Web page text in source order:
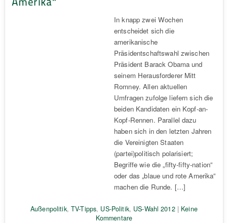
In knapp zwei Wochen
entscheidet sich die
amerikanische
Präsidentschaftswahl zwischen
Präsident Barack Obama und
seinem Herausforderer Mitt
Romney. Allen aktuellen
Umfragen zufolge liefern sich die
beiden Kandidaten ein Kopf-an-
Kopf-Rennen. Parallel dazu
haben sich in den letzten Jahren
die Vereinigten Staaten
(partei)politisch polarisiert;
Begriffe wie die „fifty-fifty-nation“
oder das „blaue und rote Amerika“
machen die Runde. […]
Außenpolitik, TV-Tipps, US-Politik, US-Wahl 2012| Keine
Kommentare